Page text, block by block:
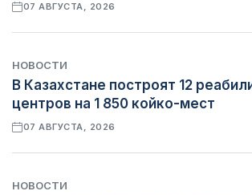
07 АВГУСТА, 2026
НОВОСТИ
В Казахстане построят 12
центров на 1 850 койко-мест
07 АВГУСТА, 2026
НОВОСТИ